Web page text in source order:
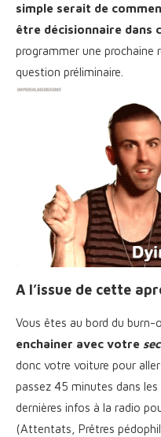
simple serait de
être décisionnaire dans
programmer une prochaine
question préliminaire.
A l’issue de cette
Vous êtes au bord du burn-
enchainer avec votre
donc votre voiture pour
passez 45 minutes dans
dernières infos à la radio
(Attentats, Prêtres